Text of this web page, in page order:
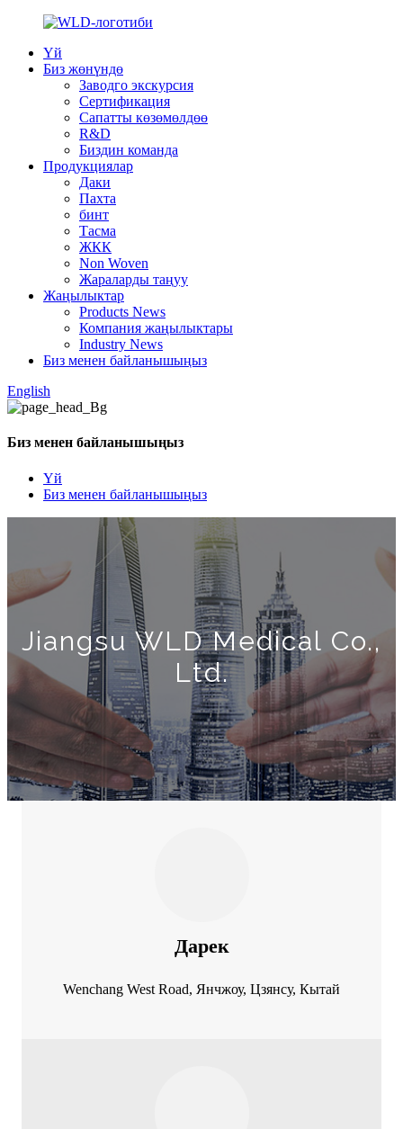
Үй
Биз жөнүндө
Заводго экскурсия
Сертификация
Сапатты көзөмөлдөө
R&D
Биздин команда
Продукциялар
Даки
Пахта
бинт
Тасма
ЖКК
Non Woven
Жараларды таңуу
Жаңылыктар
Products News
Компания жаңылыктары
Industry News
Биз менен байланышыңыз
English
Биз менен байланышыңыз
Үй
Биз менен байланышыңыз
Jiangsu WLD Medical Co.,
Ltd.
Дарек
Wenchang West Road, Янчжоу, Цзянсу, Кытай